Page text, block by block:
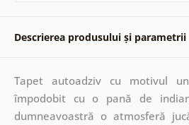
Descrierea produsului și parametrii
Tapet autoadziv cu motivul
împodobit cu o pană de
dumneavoastră o atmosferă